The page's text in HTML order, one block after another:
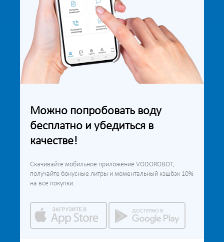
Можно попробовать воду
бесплатно и убедиться в
качестве!
Скачивайте мобильное приложение VODOROBOT,
получайте бонусные литры и моментальный кэшбэк 10%
на все покупки.